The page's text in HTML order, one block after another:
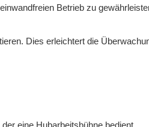
Betrieb zu
Dies erleichtert die